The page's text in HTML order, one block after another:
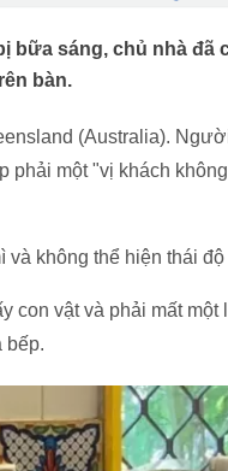
bữa sáng, chủ nhà
bàn.
(Australia).
phải một "vị khách
không thể hiện thái
con vật và phải mất
bếp.